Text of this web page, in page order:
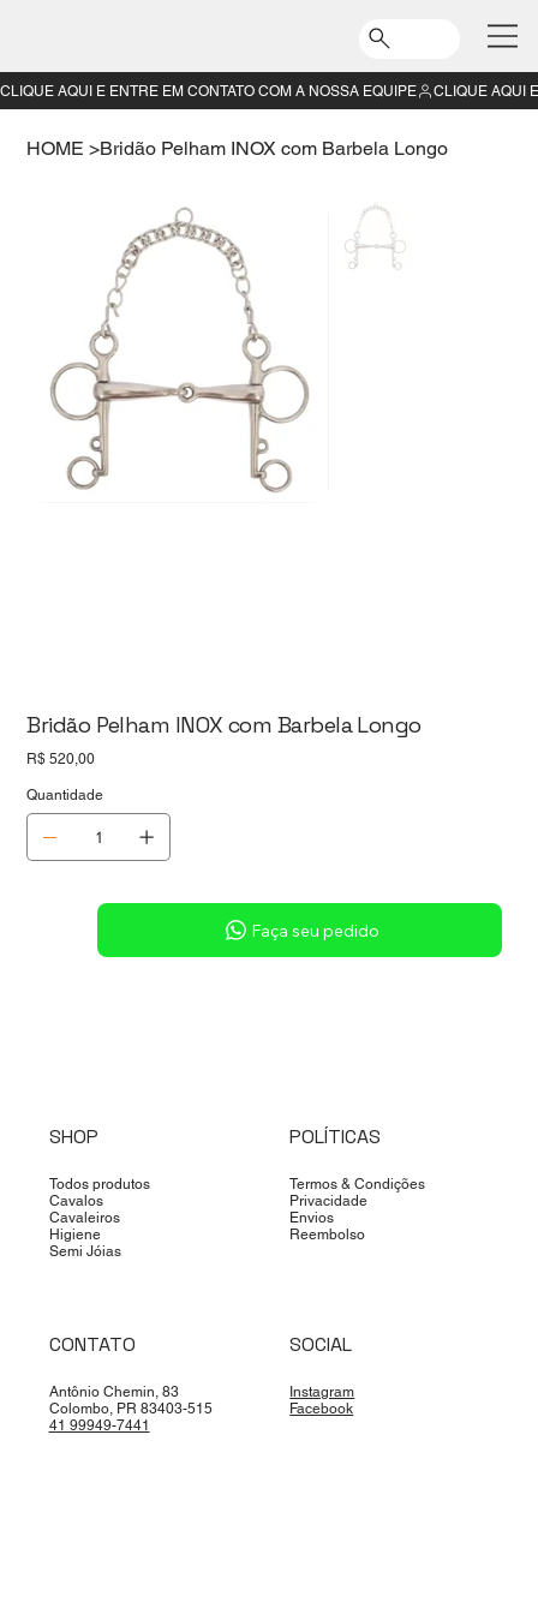
HOME >Bridão Pelham INOX com Barbela Longo
Bridão Pelham INOX com Barbela Longo
Preço
R$ 520,00
Quantidade
Sob consulta
Faça seu pedido
CLIQUE AQUI E ENTRE EM CONTATO COM A NOSSA EQUIPE
SHOP
Todos produtos
Cavalos
Cavaleiros
Higiene
Semi Jóias
POLÍTICAS
Termos & Condições
Privacidade
Envios
Reembolso
CONTATO
Antônio Chemin, 83
Colombo, PR 83403-515
41 99949-7441
SOCIAL
Instagram
Facebook